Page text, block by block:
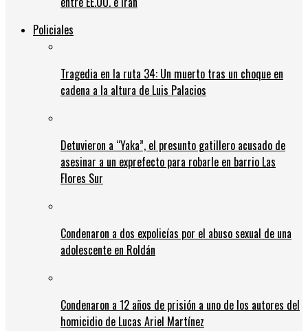
Policiales
Tragedia en la ruta 34: Un muerto tras un choque en
cadena a la altura de Luis Palacios
Detuvieron a “Yaka”, el presunto gatillero acusado de
asesinar a un exprefecto para robarle en barrio Las
Flores Sur
Condenaron a dos expolicías por el abuso sexual de una
adolescente en Roldán
Condenaron a 12 años de prisión a uno de los autores del
homicidio de Lucas Ariel Martínez